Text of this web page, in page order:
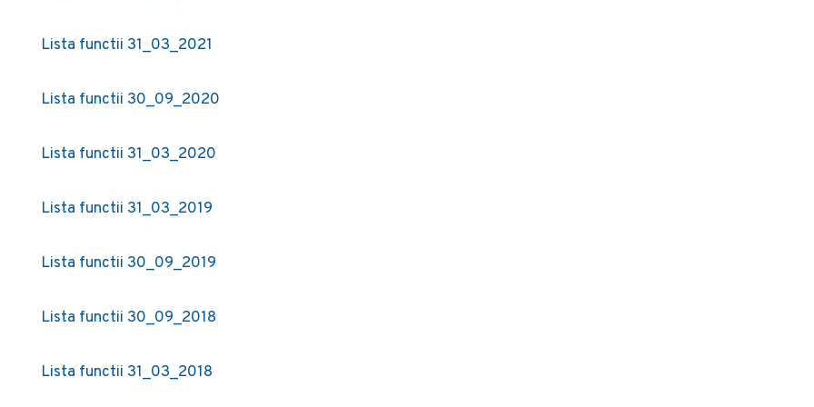
Lista functii 31_03_2021
Lista functii 30_09_2020
Lista functii 31_03_2020
Lista functii 31_03_2019
Lista functii 30_09_2019
Lista functii 30_09_2018
Lista functii 31_03_2018